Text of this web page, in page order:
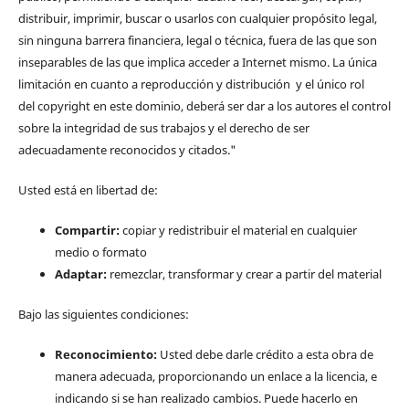
distribuir, imprimir, buscar o usarlos con cualquier propósito legal,
sin ninguna barrera financiera, legal o técnica, fuera de las que son
inseparables de las que implica acceder a Internet mismo. La única
limitación en cuanto a reproducción y distribución y el único rol
del copyright en este dominio, deberá ser dar a los autores el control
sobre la integridad de sus trabajos y el derecho de ser
adecuadamente reconocidos y citados."
Usted está en libertad de:
Compartir:copiar y redistribuir el material en cualquier
medio o formato
Adaptar:remezclar, transformar y crear a partir del material
Bajo las siguientes condiciones:
Reconocimiento:Usted debe darle crédito a esta obra de
manera adecuada, proporcionando un enlace a la licencia, e
indicando si se han realizado cambios. Puede hacerlo en